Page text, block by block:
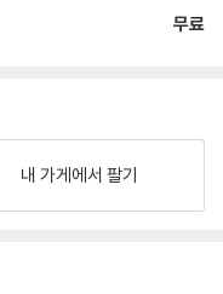
무료
내 가게에서 팔기